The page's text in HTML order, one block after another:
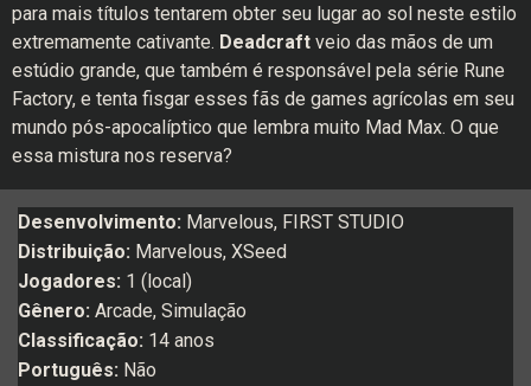
para mais títulos tentarem obter seu lugar ao sol neste estilo
extremamente cativante. Deadcraft veio das mãos de um
estúdio grande, que também é responsável pela série Rune
Factory, e tenta fisgar esses fãs de games agrícolas em seu
mundo pós-apocalíptico que lembra muito Mad Max. O que
essa mistura nos reserva?
Desenvolvimento: Marvelous, FIRST STUDIO
Distribuição: Marvelous, XSeed
Jogadores: 1 (local)
Gênero: Arcade, Simulação
Classificação: 14 anos
Português: Não